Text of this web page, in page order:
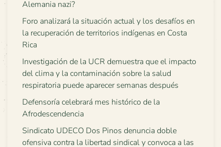
Alemania nazi?
Foro analizará la situación actual y los desafíos en
la recuperación de territorios indígenas en Costa
Rica
Investigación de la UCR demuestra que el impacto
del clima y la contaminación sobre la salud
respiratoria puede aparecer semanas después
Defensoría celebrará mes histórico de la
Afrodescendencia
Sindicato UDECO Dos Pinos denuncia doble
ofensiva contra la libertad sindical y convoca a las